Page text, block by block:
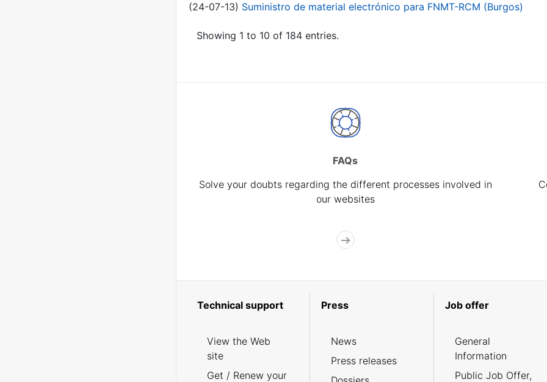
(24-07-13) Suministro de material electrónico para FNMT-RCM (Burgos)
Showing 1 to 10 of 184 entries.
FAQs
Solve your doubts regarding the different processes involved in
our websites
Technical support
View the Web
site
Get / Renew your
Press
News
Press releases
Job offer
General
Information
Public Job Offer,